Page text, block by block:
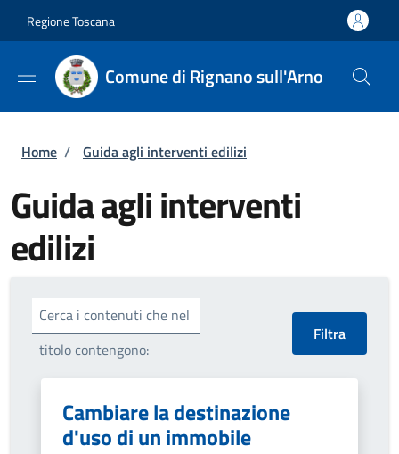
Regione Toscana
Comune di Rignano sull'Arno
Briciole di pane
Home / Guida agli interventi edilizi
Guida agli interventi
edilizi
Cerca i contenuti che nel
titolo contengono:
Cambiare la destinazione
d'uso di un immobile